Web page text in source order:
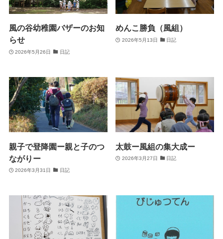
風の谷幼稚園バザーのお知
らせ
2026年5月26日 日記
めんこ勝負（風組）
2026年5月13日 日記
親子で登降園ー親と子のつ
ながりー
2026年3月31日 日記
太鼓ー風組の集大成ー
2026年3月27日 日記